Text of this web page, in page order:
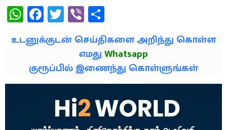
WhatsApp
Facebook
Twitter
Viber
உடனுக்குடன் செய்திகளை அறிந்து கொள்ள
எமதுWhatsapp
குரூப்பில் இணைந்து கொள்ளுங்கள்